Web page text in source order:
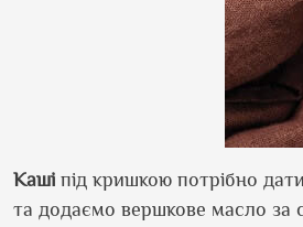
Каші під кришкою потрібно
та додаємо вершкове масло за